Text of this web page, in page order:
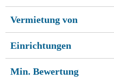
Vermietung von
Einrichtungen
Min. Bewertung